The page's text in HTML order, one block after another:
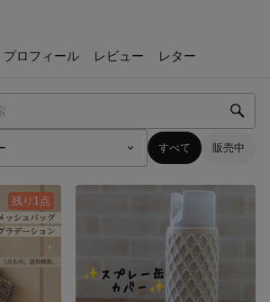
プロフィール レビュー レター
すべて 販売中
残り1点